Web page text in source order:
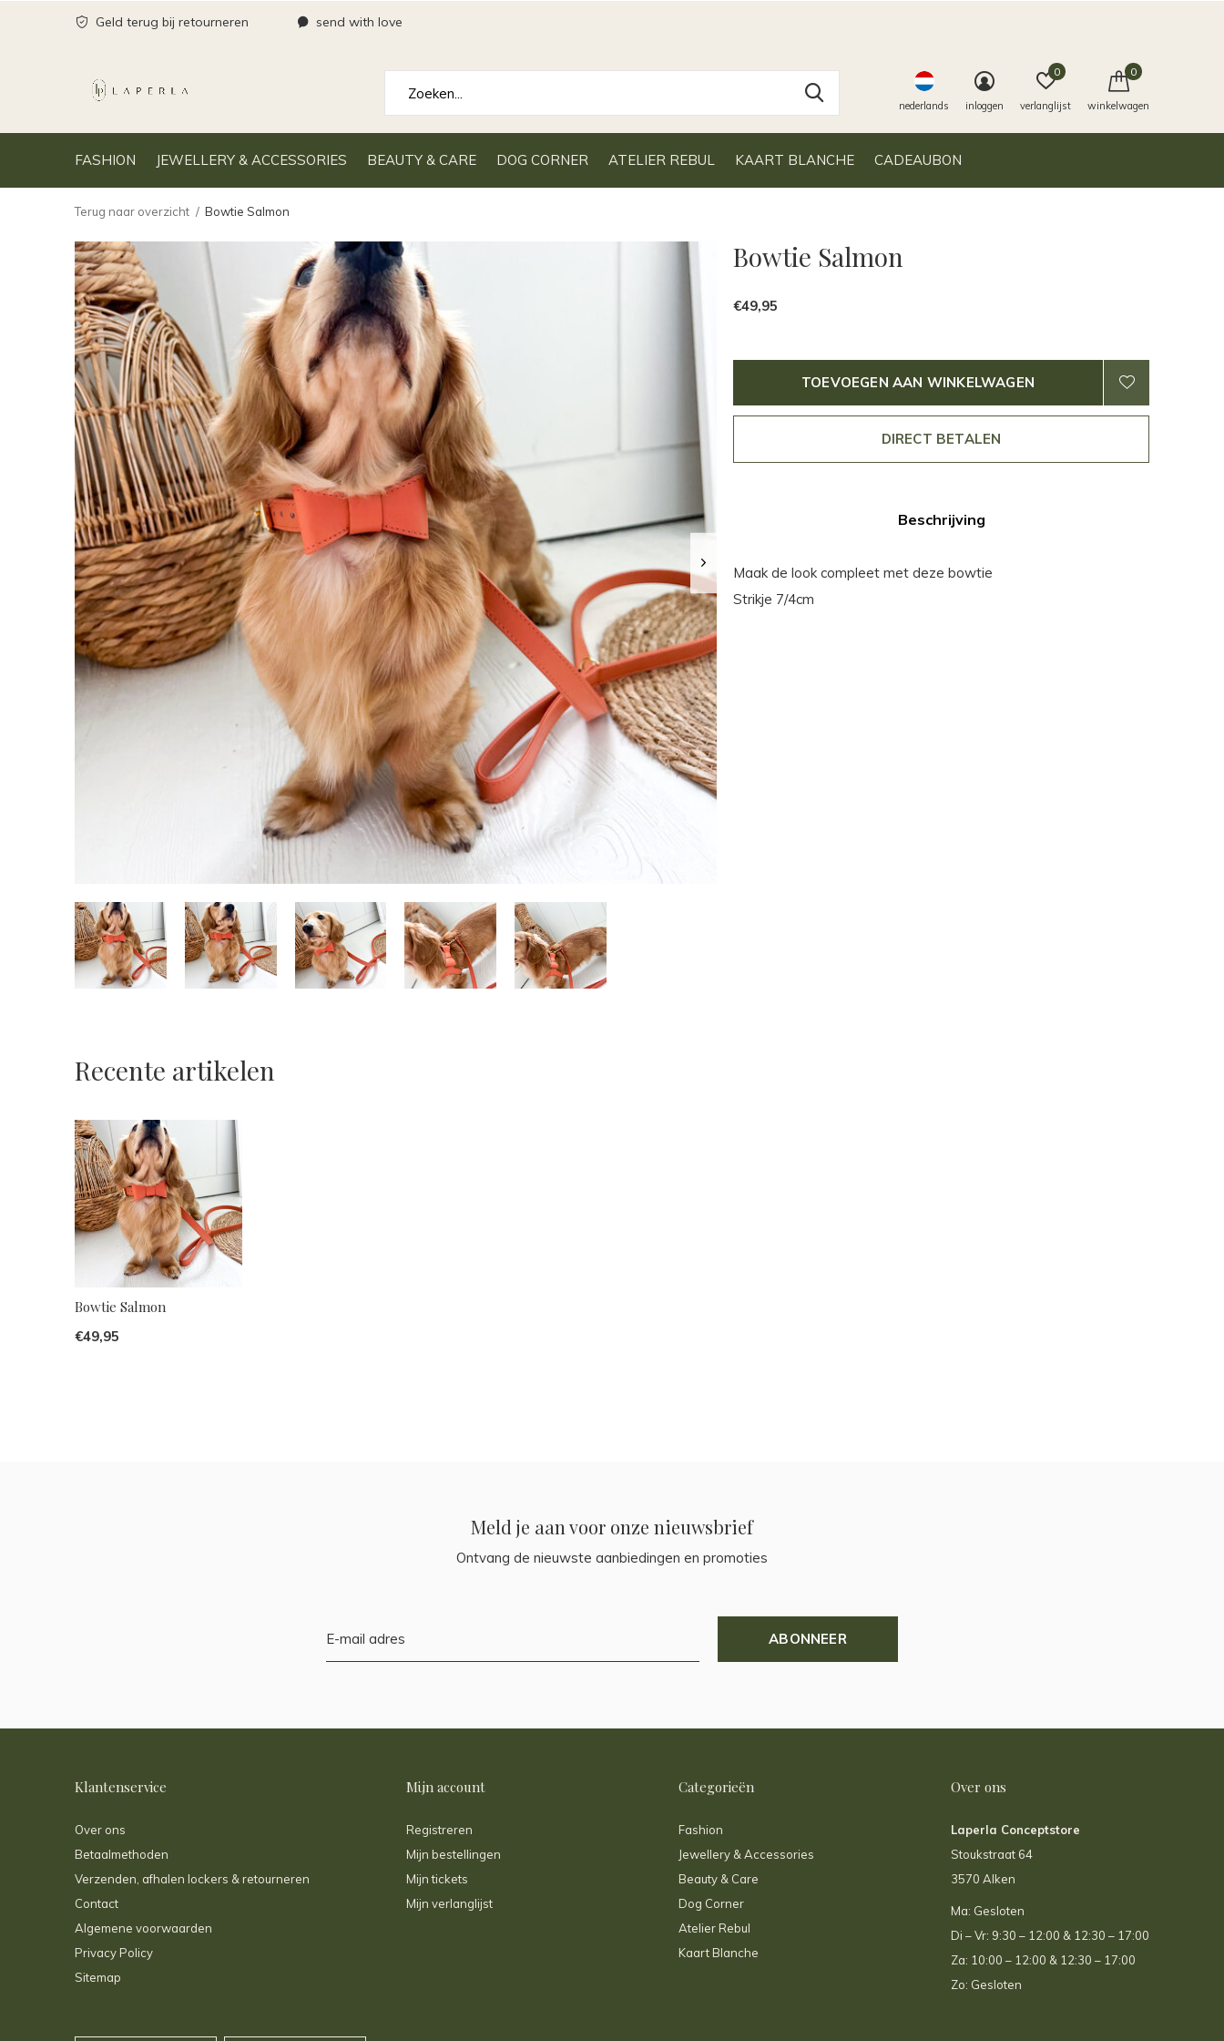
FASHION JEWELLERY & ACCESSORIES BEAUTY & CARE DOG CORNER ATELIER REBUL KAART BLANCHE CADEAUBON
nederlands inloggen verlanglijst
0
winkelwagen
0
Geld terug bij retourneren send with love
Terug naar overzicht Bowtie Salmon
Bowtie Salmon
€49,95
TOEVOEGEN AAN WINKELWAGEN
DIRECT BETALEN
Beschrijving
Maak de look compleet met deze bowtie
Strikje 7/4cm
Recente artikelen
Bowtie Salmon
€49,95
Meld je aan voor onze nieuwsbrief
Ontvang de nieuwste aanbiedingen en promoties
ABONNEER
Klantenservice
Over ons
Betaalmethoden
Verzenden, afhalen lockers & retourneren
Contact
Algemene voorwaarden
Privacy Policy
Sitemap
Mijn account
Registreren
Mijn bestellingen
Mijn tickets
Mijn verlanglijst
Categorieën
Fashion
Jewellery & Accessories
Beauty & Care
Dog Corner
Atelier Rebul
Kaart Blanche
Over ons
Laperla Conceptstore
Stoukstraat 64
3570 Alken
Ma: Gesloten
Di – Vr: 9:30 – 12:00 & 12:30 – 17:00
Za: 10:00 – 12:00 & 12:30 – 17:00
Zo: Gesloten